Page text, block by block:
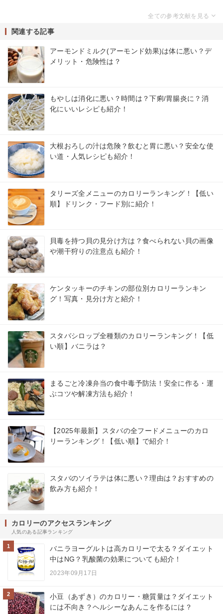
関連する記事
アーモンドミルク(アーモンド効果)は体に悪い？デ
メリット・危険性は？
もやしは消化に悪い？時間は？下痢/胃腸炎に？消
化にいいレシピも紹介！
大根おろしの汁は危険？飲むと胃に悪い？安全な使
い道・人気レシピも紹介！
タリーズ全メニューのカロリーランキング！【低い
順】ドリンク・フード別に紹介！
貝毒を持つ貝の見分け方は？食べられない貝の画像
や潮干狩りの注意点も紹介！
ケンタッキーのチキンの部位別カロリーランキン
グ！写真・見分け方と紹介！
スタバシロップ全種類のカロリーランキング！【低
い順】バニラは？
まるごと冷凍弁当の食中毒予防法！安全に作る・運
ぶコツや解凍方法も紹介！
【2025年最新】スタバの全フードメニューのカロ
リーランキング！【低い順】で紹介！
スタバのソイラテは体に悪い？理由は？おすすめの
飲み方も紹介！
カロリーのアクセスランキング
人気のある記事ランキング
1
バニラヨーグルトは高カロリーで太る？ダイエット
中はNG？乳酸菌の効果についても紹介！
2023年09月17日
2
小豆（あずき）のカロリー・糖質量は？ダイエット
には不向き？ヘルシーなあんこを作るには？